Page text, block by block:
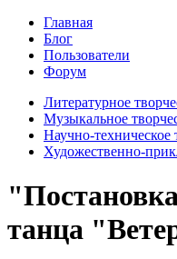
Главная
Блог
Пользователи
Форум
Литературное
Музыкальное
Научно-техническое
Художественно-
танца